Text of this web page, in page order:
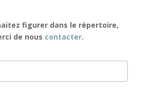
figurer dans le répertoire,
de nous contacter.